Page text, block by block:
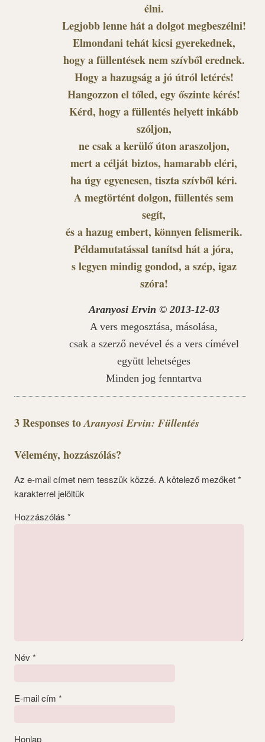
élni.
Legjobb lenne hát a dolgot megbeszélni!
Elmondani tehát kicsi gyerekednek,
hogy a füllentések nem szívből erednek.
Hogy a hazugság a jó útról letérés!
Hangozzon el tőled, egy őszinte kérés!
Kérd, hogy a füllentés helyett inkább
szóljon,
ne csak a kerülő úton araszoljon,
mert a célját biztos, hamarabb eléri,
ha úgy egyenesen, tiszta szívből kéri.
A megtörtént dolgon, füllentés sem
segít,
és a hazug embert, könnyen felismerik.
Példamutatással tanítsd hát a jóra,
s legyen mindig gondod, a szép, igaz
szóra!
Aranyosi Ervin © 2013-12-03
A vers megosztása, másolása,
csak a szerző nevével és a vers címével
együtt lehetséges
Minden jog fenntartva
3 Responses toAranyosi Ervin: Füllentés
Vélemény, hozzászólás?
Az e-mail címet nem tesszük közzé. A kötelező mezőket*
karakterrel jelöltük
Hozzászólás *
Név *
E-mail cím *
Honlap